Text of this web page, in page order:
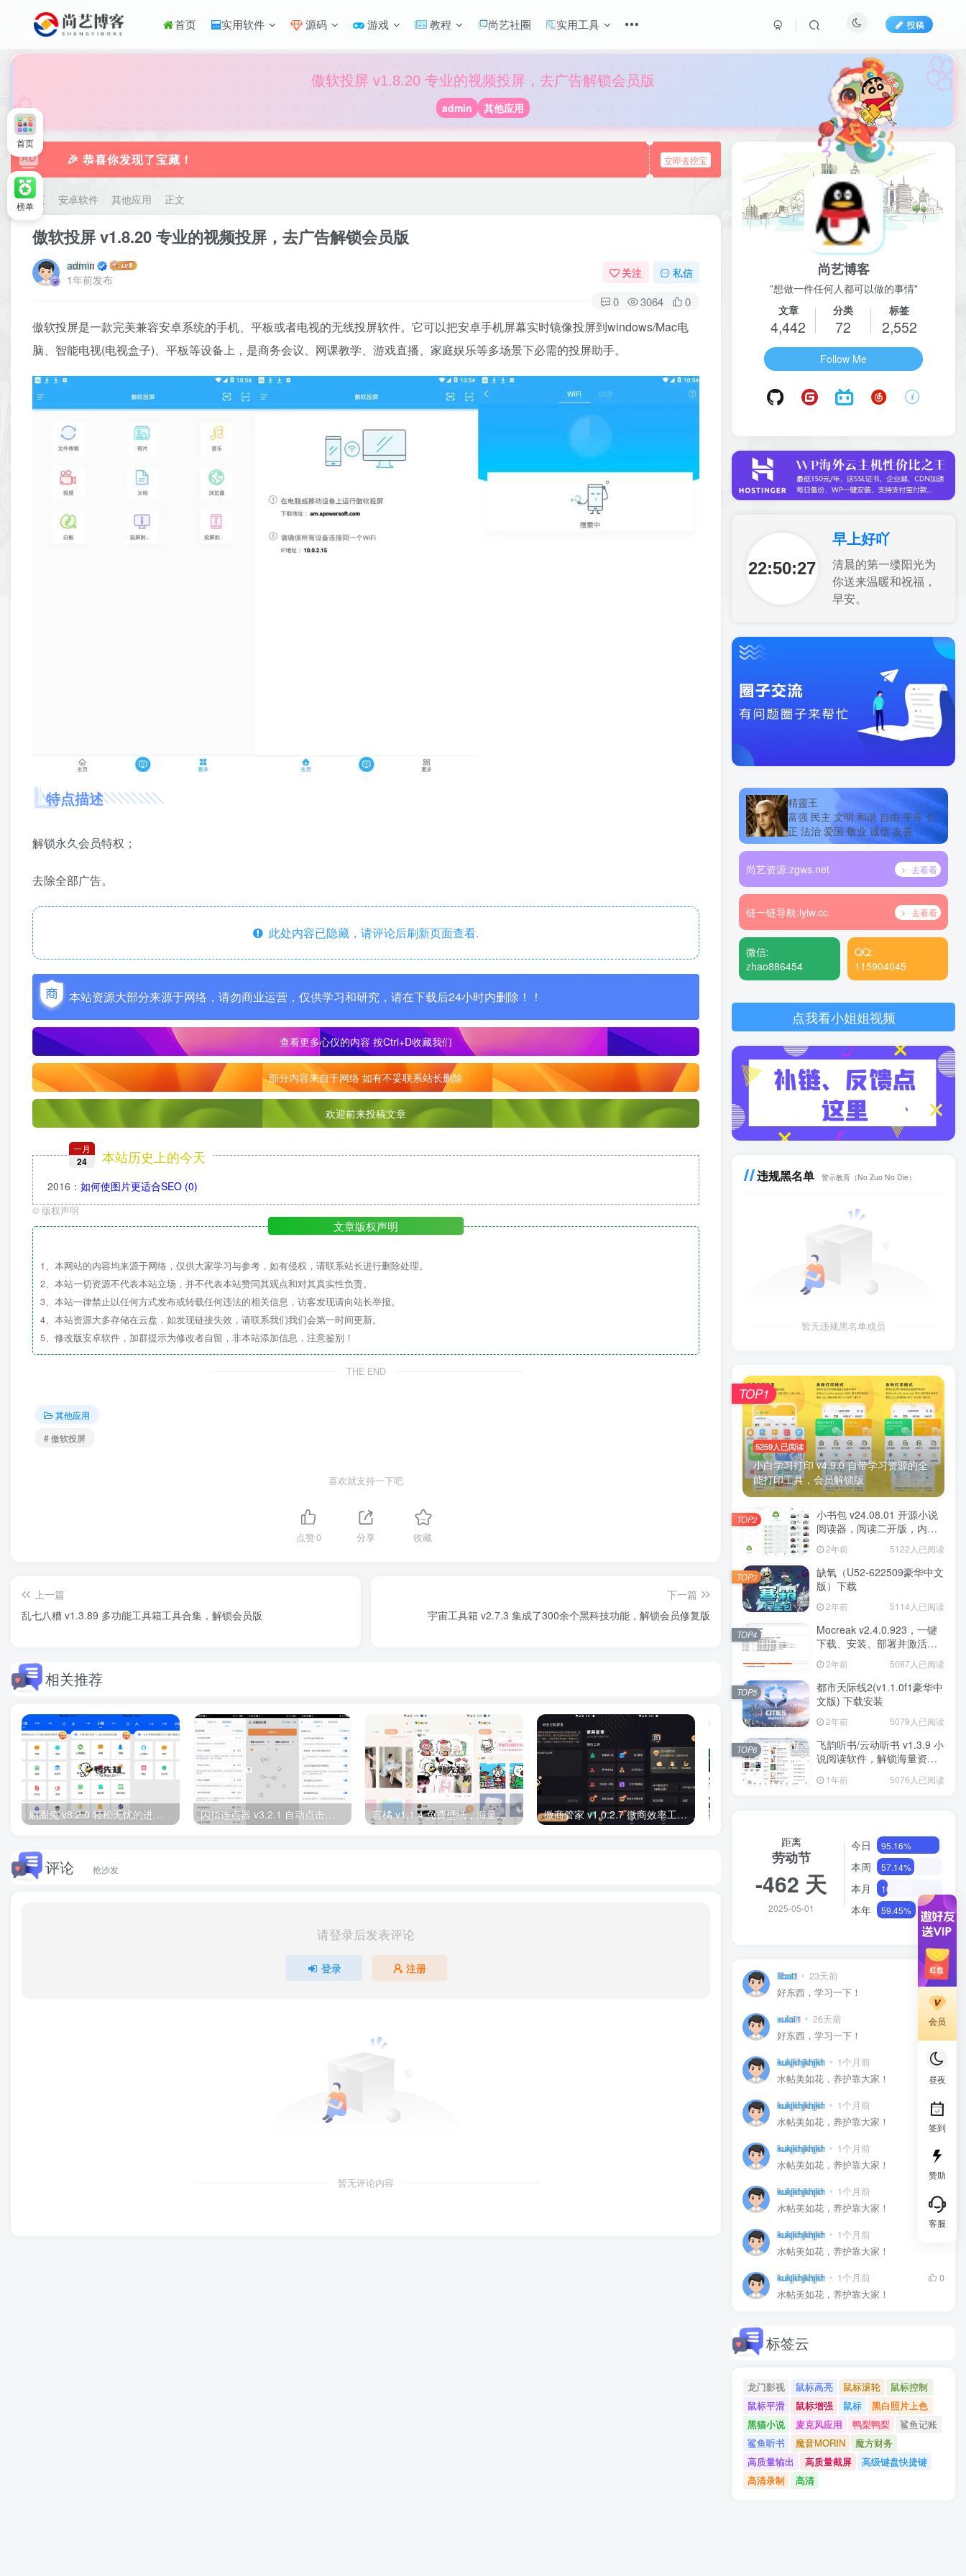
首页 实用软件 源码 游戏 教程 尚艺社圈 实用工具 投稿
傲软投屏 v1.8.20 专业的视频投屏，去广告解锁会员版
admin 其他应用
🎉 恭喜你发现了宝藏！ 立即去挖宝
首页 安卓软件 其他应用 正文
傲软投屏 v1.8.20 专业的视频投屏，去广告解锁会员版
admin
1年前发布
关注 私信
0 3064 0
傲软投屏是一款完美兼容安卓系统的手机、平板或者电视的无线投屏软件。它可以把安卓手机屏幕实时镜像投屏到windows/Mac电
脑、智能电视(电视盒子)、平板等设备上，是商务会议、网课教学、游戏直播、家庭娱乐等多场景下必需的投屏助手。
特点描述
解锁永久会员特权；
去除全部广告。
此处内容已隐藏，请评论后刷新页面查看.
本站资源大部分来源于网络，请勿商业运营，仅供学习和研究，请在下载后24小时内删除！！
查看更多心仪的内容 按Ctrl+D收藏我们
部分内容来自于网络 如有不妥联系站长删除
欢迎前来投稿文章
一月
24 本站历史上的今天
2016 ： 如何使图片更适合SEO (0)
© 版权声明
文章版权声明
1、本网站的内容均来源于网络，仅供大家学习与参考，如有侵权，请联系站长进行删除处理。
2、本站一切资源不代表本站立场，并不代表本站赞同其观点和对其真实性负责。
3、本站一律禁止以任何方式发布或转载任何违法的相关信息，访客发现请向站长举报。
4、本站资源大多存储在云盘，如发现链接失效，请联系我们我们会第一时间更新。
5、修改版安卓软件，加群提示为修改者自留，非本站添加信息，注意鉴别！
THE END
其他应用
# 傲软投屏
喜欢就支持一下吧
点赞0 分享 收藏
上一篇
乱七八糟 v1.3.89 多功能工具箱工具合集，解锁会员版
下一篇
宇宙工具箱 v2.7.3 集成了300余个黑科技功能，解锁会员修复版
相关推荐
刷圈兔 v8.2.0 轻松无忧的进行微商营销，直装特别高级版 闪指连点器 v3.2.1 自动点击解放双手，去广告纯净版 言橘 v1.1.4 免费壁纸，海量精彩壁纸、表情包免费下载，解锁高级版 微商管家 v1.0.2.7 微商效率工具群发、清粉，解锁会员版
评论 抢沙发
请登录后发表评论
登录 注册
暂无评论内容
尚艺博客
"想做一件任何人都可以做的事情"
文章
4,442
分类
72
标签
2,552
Follow Me
22:50:28
早上好吖
清晨的第一缕阳光为
你送来温暖和祝福，
早安。
精靈王
富强 民主 文明 和谐 自由 平等 公
正 法治 爱国 敬业 诚信 友善
尚艺资源:zgws.net 去看看
链一链导航:lylw.cc 去看看
微信:
zhao886454
QQ:
115904045
点我看小姐姐视频
违规黑名单 警示教育（No Zuo No Die）
暂无违规黑名单成员
5259人已阅读
小白学习打印 v4.9.0 自带学习资源的全
能打印工具，会员解锁版
TOP1
小书包 v24.08.01 开源小说
阅读器，阅读二开版，内置
源小说
2年前 5122人已阅读
TOP2
缺氧（U52-622509豪华中文
版）下载
2年前 5114人已阅读
TOP3
Mocreak v2.4.0.923，一键
下载、安装、部署并激活
Office
2年前 5087人已阅读
TOP4
都市天际线2(v1.1.0f1豪华中
文版) 下载安装
2年前 5079人已阅读
TOP5
飞韵听书/云动听书 v1.3.9 小
说阅读软件，解锁海量资源
1年前 5076人已阅读
TOP6
距离
劳动节
-462 天
2025-05-01
今日 95.16%
本周 57.14%
本月 16.13%
本年 59.45%
libatt 23天前
0
好东西，学习一下！
xulai1 26天前
0
好东西，学习一下！
kukjkhjkhjkh 1个月前
0
水帖美如花，养护靠大家！
kukjkhjkhjkh 1个月前
0
水帖美如花，养护靠大家！
kukjkhjkhjkh 1个月前
0
水帖美如花，养护靠大家！
kukjkhjkhjkh 1个月前
水帖美如花，养护靠大家！
kukjkhjkhjkh 1个月前
水帖美如花，养护靠大家！
kukjkhjkhjkh 1个月前
0
水帖美如花，养护靠大家！
标签云
龙门影视 鼠标高亮 鼠标滚轮
鼠标控制
鼠标平滑
鼠标增强 鼠标
黑白照片上色
黑猫小说
麦克风应用 鸭梨鸭梨
鲨鱼记账
鲨鱼听书
魔音MORIN
魔方财务
高质量输出
高质量截屏
高级键盘快捷键
高清录制
高清
会员
昼夜
签到
赞助
客服
首页
榜单